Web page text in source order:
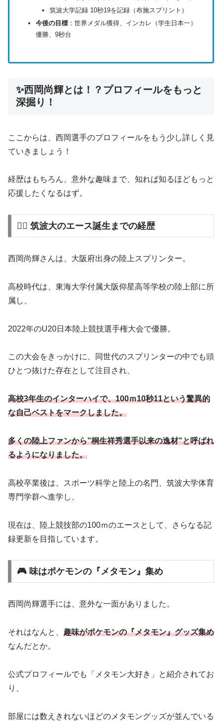
筑波大学記録 10秒19を記録（布施スプリント）
今後の目標：世界メダル獲得、インカレ（学生日本一）
優勝、9秒台
✨西岡尚輝とは！？プロフィールをもっと
深掘り！
ここからは、西岡選手のプロフィールをもう少し詳しく見
ていきましょう！
経歴はもちろん、意外な趣味まで、知れば知るほどもっと
応援したくなるはず。
🏃‍♂️ 筑波大のエース誕生までの経歴
西岡尚輝さんは、大阪府出身の陸上スプリンター。
高校時代は、東海大学付属大阪仰星高等学校の陸上部に所
属し、
2022年のU20日本陸上競技選手権大会で優勝。
この大会をきっかけに、同世代のスプリンターの中でも頭
ひとつ抜けた存在として注目され、
高校3年生のインターハイで、100ｍ10秒11という驚異的
な自己ベストをマークしました。
多くの陸上ファンから”桐生祥秀選手以来の逸材”と呼ばれ
るようになりました。
高校卒業後は、スポーツ科学と陸上の名門、筑波大学体育
専門学群へ進学し、
現在は、陸上競技部の100ｍのエースとして、さらなる記
録更新を目指しています。
🎮 味はポケモンの『メタモン』集め
西岡尚輝選手には、意外な一面がありました。
それはなんと、 趣味がポケモンの『メタモン』グッズ集め
なんだとか。
公式プロフィールでも「メタモン大好き」と紹介されてお
り、
部屋には数えきれないほどのメタモングッズが並んでいる